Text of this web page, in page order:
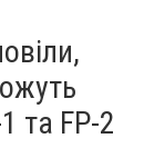
та FP-2